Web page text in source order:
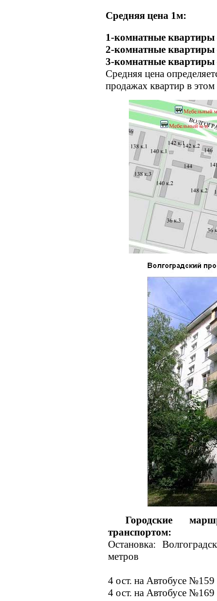
Средняя цена 1м:
1-комнатные квартиры
2-комнатные квартиры
3-комнатные квартиры
Средняя цена
продажах квартир в
Городские
транспортом:
Остановка:
метров
4 ост. на Автобусе
4 ост. на Автобусе